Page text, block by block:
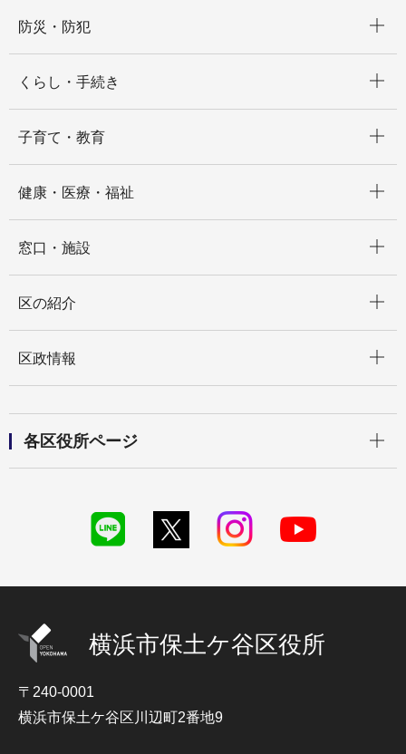
防災・防犯
くらし・手続き
子育て・教育
健康・医療・福祉
窓口・施設
区の紹介
区政情報
各区役所ページ
横浜市保土ケ谷区役所
〒240-0001
横浜市保土ケ谷区川辺町2番地9